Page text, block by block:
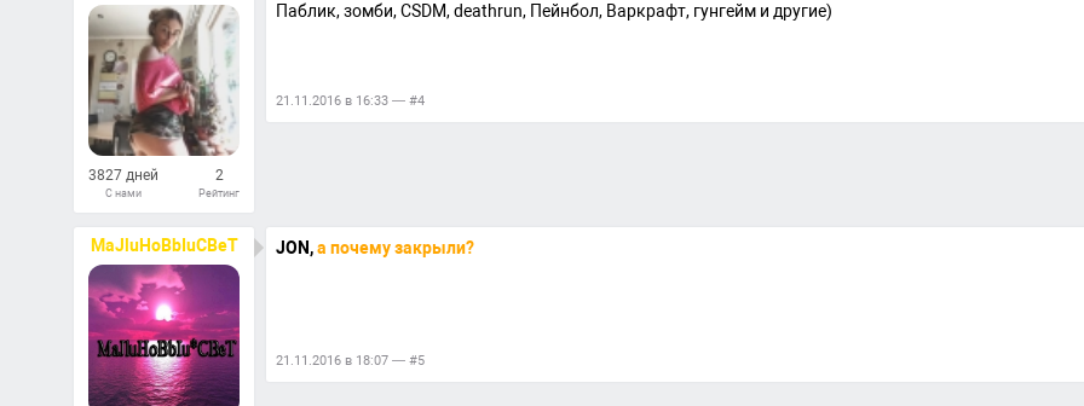
3827 дней
С нами
2
Рейтинг
58
Ответов
Паблик, зомби, CSDM, deathrun, Пейнбол, Варкрафт, гунгейм и другие)
21.11.2016 в 16:33 — #4
MaJluHoBbIuCBeT JON,а почему закрыли?
21.11.2016 в 18:07 — #5